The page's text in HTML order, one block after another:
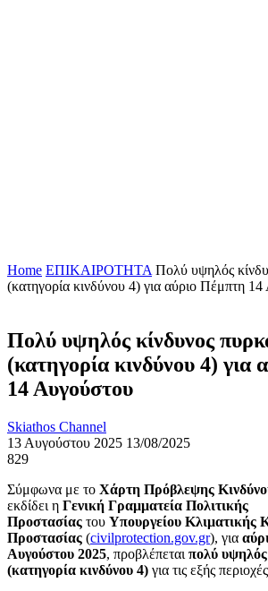
Home ΕΠΙΚΑΙΡΟΤΗΤΑ Πολύ υψηλός
(κατηγορία κινδύνου 4) για αύριο Πέμπτη
Πολύ υψηλός κίνδυνος
(κατηγορία κινδύνου 4) για
14 Αυγούστου
Skiathos Channel
13 Αυγούστου 2025 13/08/2025
829
Σύμφωνα με το Χάρτη Πρόβλεψης
εκδίδει η Γενική Γραμματεία Πολιτικής
Προστασίας του Υπουργείου Κλιματικής
Προστασίας (civilprotection.gov.gr), για
Αυγούστου 2025, προβλέπεται πολύ υψηλός
(κατηγορία κινδύνου 4) για τις εξής